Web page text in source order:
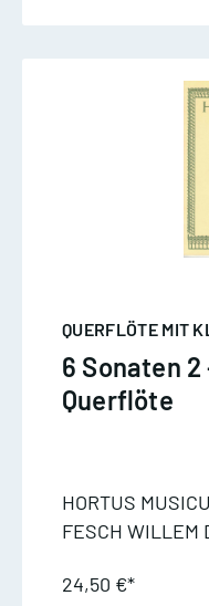
QUERFLÖTE MIT
6 Sonaten
Querflöte
HORTUS
FESCH WILLEM
24,50 €*